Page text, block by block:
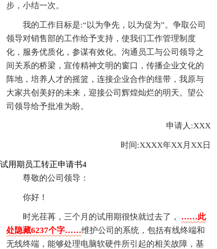
步，小结一次。
我的工作目标是:“以为争先，以为促为”。争取公司
领导对销售部的工作给予支持，使我们工作管理制度
化，服务优质化，参谋有效化。沟通员工与公司领导之
间关系的桥梁，宣传精神文明的窗口，传播企业文化的
阵地，培养人才的摇篮，连接企业合作的纽带，我原与
大家共创美好的未来，迎接公司辉煌灿烂的明天。望公
司领导给予批准为盼。
申请人:XXX
时间:XXXX年XX月XX日
试用期员工转正申请书4
尊敬的公司领导：
你好！
时光荏苒，三个月的试用期很快就过去了， ……此
处隐藏6237个字……维护公司的系统，包括有线终端和
无线终端，能够处理电脑软硬件所引起的相关故障，基